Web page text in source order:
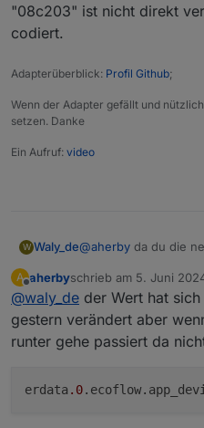
"08c203" ist nicht direkt
codiert.
Adapterüberblick: Profil Github;
Wenn der Adapter gefällt und
setzen. Danke
Ein Aufruf: video
W Waly_de@aherby da du die
anschließend unter
Zu finden ist?
A
Offline
aherbyschrieb am 5. Juni
zuletzt editiert von
@waly_de der Wert hat
gestern verändert aber
runter gehe passiert da
erdata .0